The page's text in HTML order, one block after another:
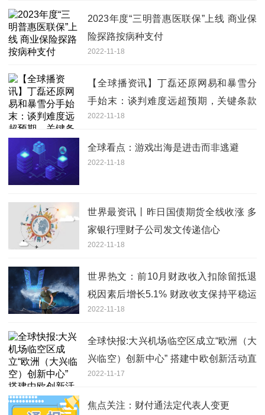
2023年度“三明普惠医联保”上线 商业保
险探路按病种支付
2022-11-18
【全球播资讯】丁磊还原网易和暴雪分
手始末：谈判难度远超预期，关键条款
不可接受
2022-11-18
全球看点：游戏出海是进击而非逃避
2022-11-18
世界最资讯丨昨日国债期货全线收涨 多
家银行理财子公司发文传递信心
2022-11-18
世界热文：前10月财政收入扣除留抵退
税因素后增长5.1% 财政收支保持平稳运
行态势
2022-11-18
全球快报:大兴机场临空区成立“欧洲（大
兴临空）创新中心” 搭建中欧创新活动直
接通道
2022-11-17
焦点关注：财付通法定代表人变更